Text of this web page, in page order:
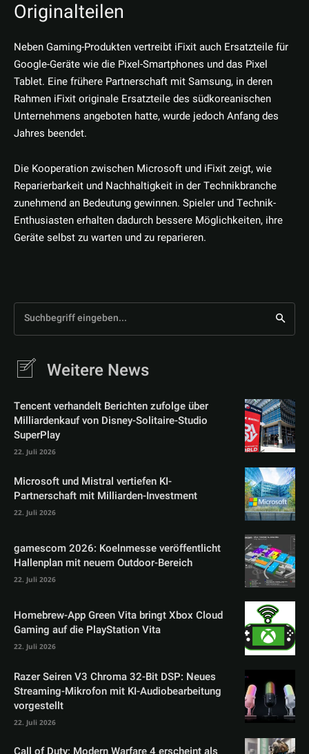
Originalteilen
Neben Gaming-Produkten vertreibt iFixit auch Ersatzteile für
Google-Geräte wie die Pixel-Smartphones und das Pixel
Tablet. Eine frühere Partnerschaft mit Samsung, in deren
Rahmen iFixit originale Ersatzteile des südkoreanischen
Unternehmens angeboten hatte, wurde jedoch Anfang des
Jahres beendet.
Die Kooperation zwischen Microsoft und iFixit zeigt, wie
Reparierbarkeit und Nachhaltigkeit in der Technikbranche
zunehmend an Bedeutung gewinnen. Spieler und Technik-
Enthusiasten erhalten dadurch bessere Möglichkeiten, ihre
Geräte selbst zu warten und zu reparieren.
Suchbegriff eingeben...
Weitere News
Tencent verhandelt Berichten zufolge über
Milliardenkauf von Disney-Solitaire-Studio
SuperPlay
22. Juli 2026
Microsoft und Mistral vertiefen KI-
Partnerschaft mit Milliarden-Investment
22. Juli 2026
gamescom 2026: Koelnmesse veröffentlicht
Hallenplan mit neuem Outdoor-Bereich
22. Juli 2026
Homebrew-App Green Vita bringt Xbox Cloud
Gaming auf die PlayStation Vita
22. Juli 2026
Razer Seiren V3 Chroma 32-Bit DSP: Neues
Streaming-Mikrofon mit KI-Audiobearbeitung
vorgestellt
22. Juli 2026